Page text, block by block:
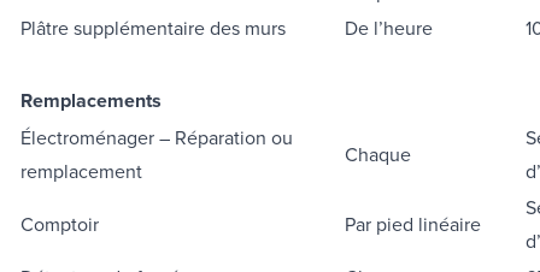
Plâtre supplémentaire des murs
De l’heure
Remplacements
Électroménager – Réparation ou
remplacement
Chaque
Comptoir
Par pied linéaire